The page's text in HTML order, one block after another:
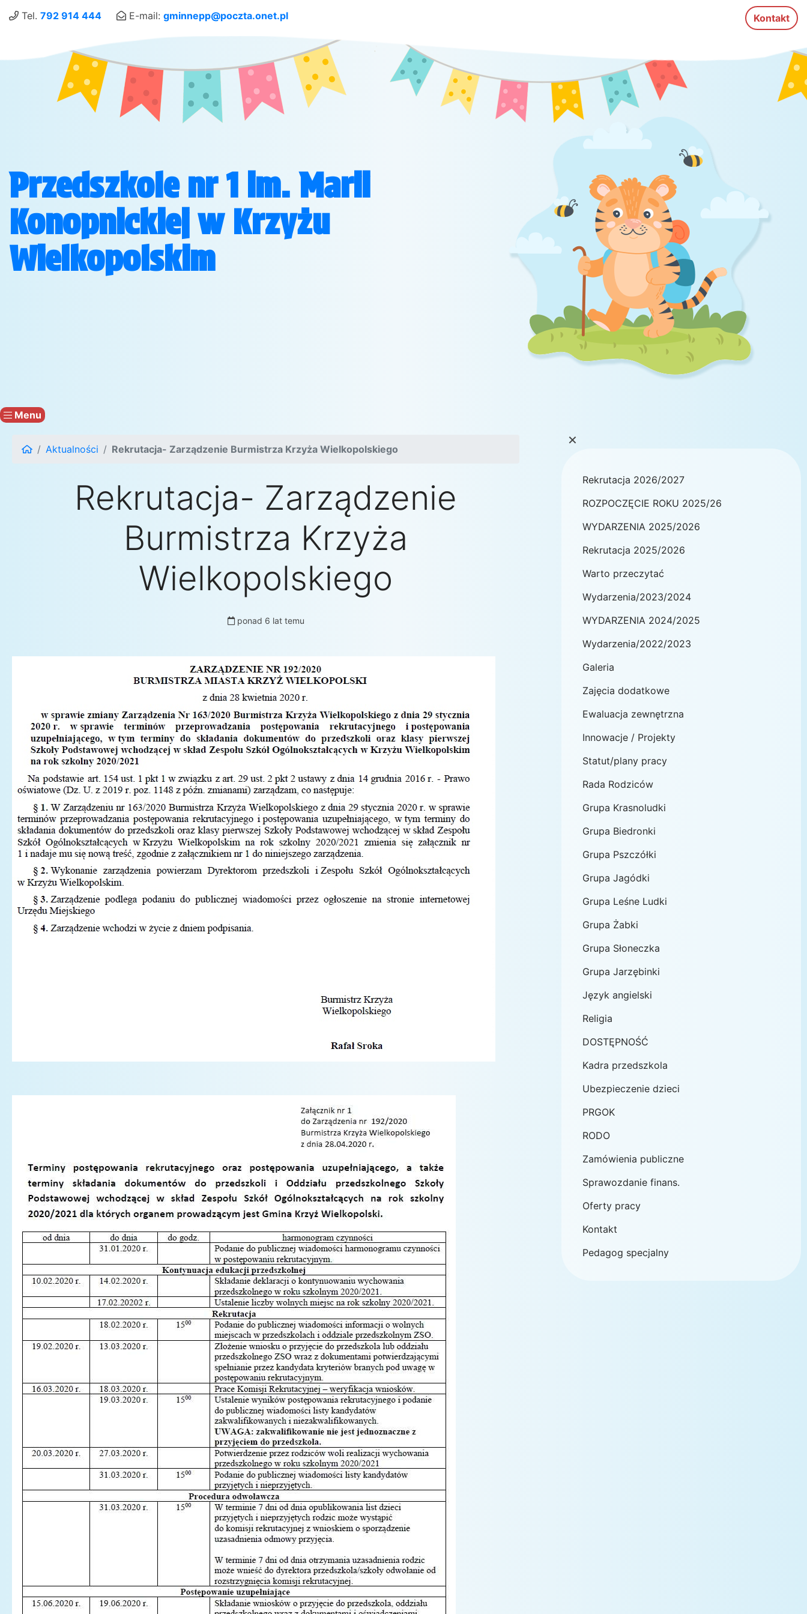
Tel. 792 914 444 E-mail: gminnepp@poczta.onet.pl Kontakt
Przedszkole nr 1 im. Marii
Konopnickiej w Krzyżu
Wielkopolskim
Menu
×
Rekrutacja 2026/2027
ROZPOCZĘCIE ROKU 2025/26
WYDARZENIA 2025/2026
Rekrutacja 2025/2026
Warto przeczytać
Wydarzenia/2023/2024
WYDARZENIA 2024/2025
Wydarzenia/2022/2023
Galeria
Zajęcia dodatkowe
Ewaluacja zewnętrzna
Innowacje / Projekty
Statut/plany pracy
Rada Rodziców
Grupa Krasnoludki
Grupa Biedronki
Grupa Pszczółki
Grupa Jagódki
Grupa Leśne Ludki
Grupa Żabki
Grupa Słoneczka
Grupa Jarzębinki
Język angielski
Religia
DOSTĘPNOŚĆ
Kadra przedszkola
Ubezpieczenie dzieci
PRGOK
RODO
Zamówienia publiczne
Sprawozdanie finans.
Oferty pracy
Kontakt
Pedagog specjalny
Aktualności Rekrutacja- Zarządzenie Burmistrza Krzyża Wielkopolskiego
Rekrutacja- Zarządzenie
Burmistrza Krzyża
Wielkopolskiego
ponad 6 lat temu